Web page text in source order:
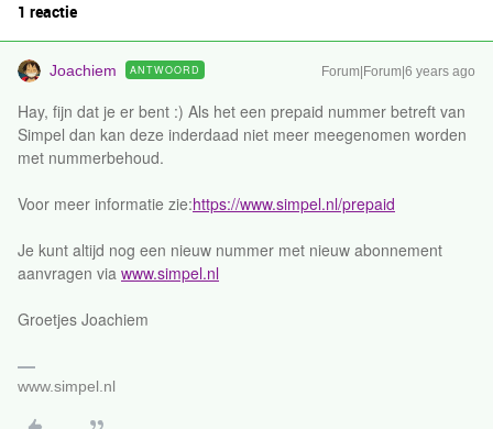
1 reactie
Joachiem ANTWOORD Forum|Forum|6 years ago
Hay, fijn dat je er bent :) Als het een prepaid nummer betreft van
Simpel dan kan deze inderdaad niet meer meegenomen worden
met nummerbehoud.
Voor meer informatie zie:https://www.simpel.nl/prepaid
Je kunt altijd nog een nieuw nummer met nieuw abonnement
aanvragen via www.simpel.nl
Groetjes Joachiem
www.simpel.nl